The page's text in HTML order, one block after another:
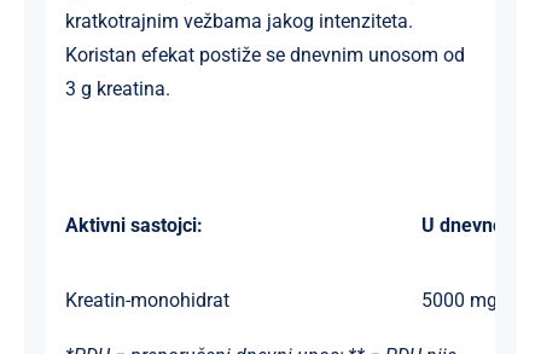
kratkotrajnim vežbama jakog intenziteta.
Koristan efekat postiže se dnevnim unosom od
3 g kreatina.
Aktivni sastojci: U dnevnoj
Kreatin-monohidrat 5000 mg